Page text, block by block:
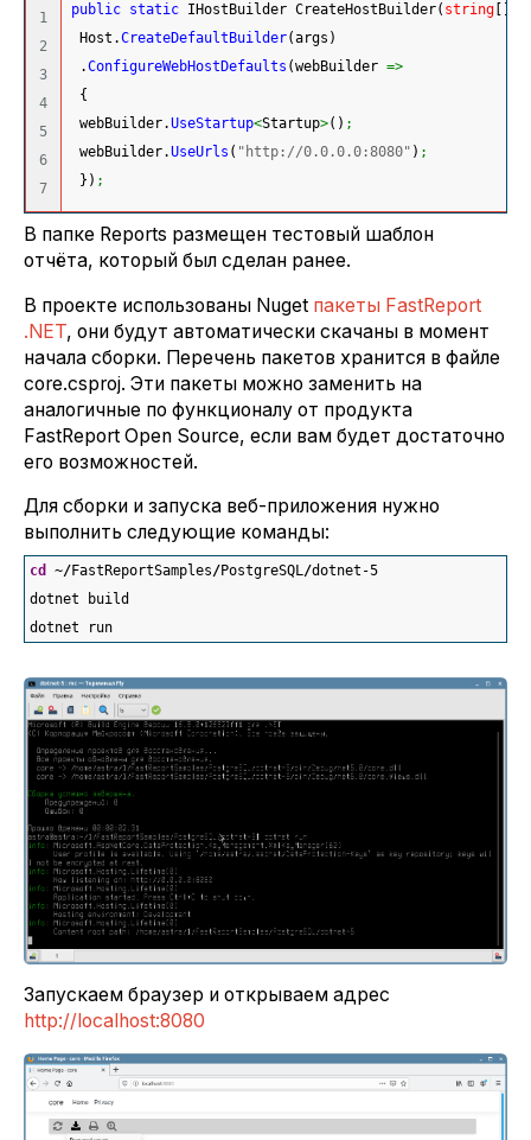
1
2
3
4
5
6
public static IHostBuilder CreateHostBuilder( string
Host.CreateDefaultBuilder(args )
.ConfigureWebHostDefaults (webBuilder =>
{
webBuilder.UseStartup<Startup>( ) ;
webBuilder.UseUrls ( "http://0.0.0.0:8080" ) ;
} ) ;
В папке Reports размещен тестовый шаблон
отчёта, который был сделан ранее.
В проекте использованы Nuget пакеты FastReport
.NET, они будут автоматически скачаны в момент
начала сборки. Перечень пакетов хранится в файле
core.csproj. Эти пакеты можно заменить на
аналогичные по функционалу от продукта
FastReport Open Source, если вам будет достаточно
его возможностей.
Для сборки и запуска веб-приложения нужно
выполнить следующие команды:
cd ~/FastReportSamples/PostgreSQL/dotnet-5
dotnet build
dotnet run
Запускаем браузер и открываем адрес
http://localhost:8080